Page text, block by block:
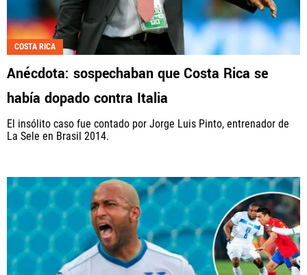
COSTA RICA
Anécdota: sospechaban que Costa Rica se
había dopado contra Italia
El insólito caso fue contado por Jorge Luis Pinto, entrenador de
La Sele en Brasil 2014.